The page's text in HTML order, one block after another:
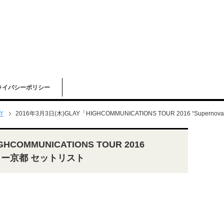
イバシーポリシー
2016年3月3日(木)GLAY「HIGHCOMMUNICATIONS TOUR 2016
TOUR 2016
京都 セットリスト